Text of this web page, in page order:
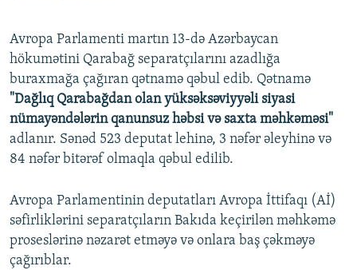
XƏBƏR BÜLLETENLƏRIMIZ
Auto 240p 360p
720p 1080p
1080p
Avropa Parlamenti martın 13-də Azərbaycan
hökumətini Qarabağ separatçılarını azadlığa
buraxmağa çağıran qətnamə qəbul edib. Qətnamə
"Dağlıq Qarabağdan olan yüksəksəviyyəli siyasi
nümayəndələrin qanunsuz həbsi və saxta məhkəməsi"
adlanır. Sənəd 523 deputat lehinə, 3 nəfər əleyhinə və
84 nəfər bitərəf olmaqla qəbul edilib.
Avropa Parlamentinin deputatları Avropa İttifaqı (Aİ)
səfirliklərini separatçıların Bakıda keçirilən məhkəmə
proseslərinə nəzarət etməyə və onlara baş çəkməyə
çağırıblar.